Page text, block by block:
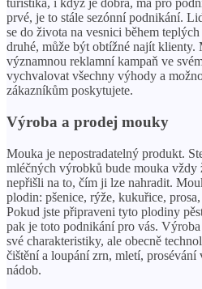
turistika, i když je dobrá, má pro
prvé, je to stále sezónní podnikání.
se do života na vesnici během
druhé, může být obtížné najít klienty.
významnou reklamní kampaň ve
vychvalovat všechny výhody a
zákazníkům poskytujete.
Výroba a prodej mouky
Mouka je nepostradatelný produkt.
mléčných výrobků bude mouka vždy
nepřišli na to, čím ji lze nahradit.
plodin: pšenice, rýže, kukuřice,
Pokud jste připraveni tyto plodiny
pak je toto podnikání pro vás.
své charakteristiky, ale obecně
čištění a loupání zrn, mletí,
nádob.